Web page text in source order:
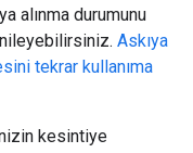
alınma durumunu
Askıya
tekrar kullanıma
kesintiye